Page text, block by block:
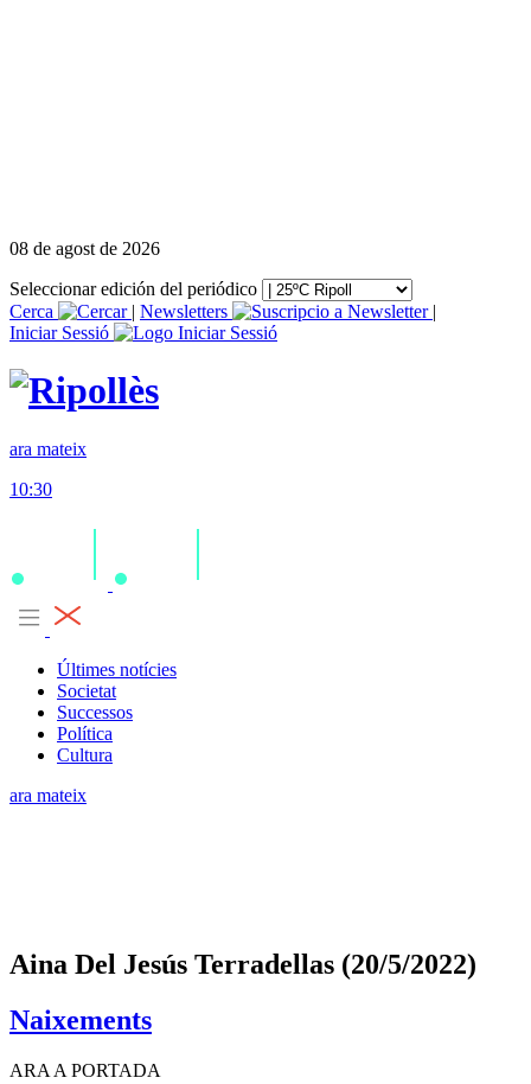
08 de agost de 2026
Seleccionar edición del periódico
Cerca
| Newsletters
|
Iniciar Sessió
ara mateix
10:30
Últimes notícies
Societat
Successos
Política
Cultura
ara mateix
Aina Del Jesús Terradellas (20/5/2022)
Naixements
ARA A PORTADA